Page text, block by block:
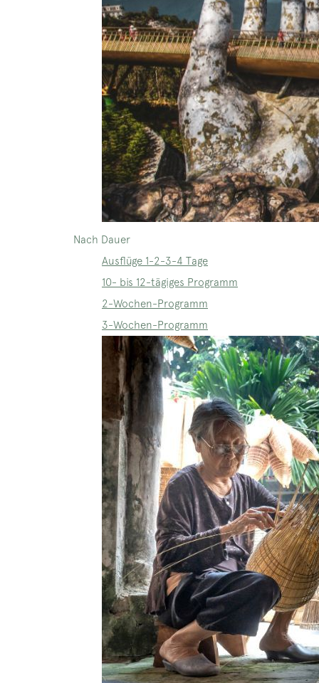
Nach Dauer
Ausflüge 1-2-3-4 Tage
10- bis 12-tägiges Programm
2-Wochen-Programm
3-Wochen-Programm